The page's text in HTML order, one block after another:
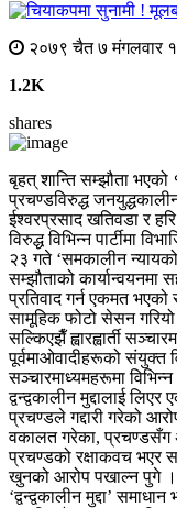
२०७९ चैत ७ मंगलवार
1.2K
shares
बृहत् शान्ति सम्झौता
प्रचण्डविरुद्ध
ईश्वरप्रसाद खतिवडा र
विरुद्ध विभिन्न पार्टीमा
२३ गते ‘समकालीन
सम्झौताको कार्यान्वयनमा
प्रतिवाद गर्न एकमत भएको
सामूहिक फोटो सेसन
सल्किएझैँ ह्वारह्वार्ती
पूर्वमाओवादीहरूको संयुक्त
सञ्चारमाध्यमहरूमा
द्वन्द्वकालीन मुद्दालाई
प्रचण्डले गद्दारी गरेको
वकालत गरेका, प्रचण्डसँग
प्रचण्डको रक्षाकवच भएर
खुनको आरोप पखाल्न पुगे ।
‘द्वन्द्वकालीन मुद्दा’